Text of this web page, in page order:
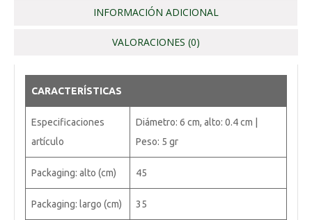
INFORMACIÓN ADICIONAL
VALORACIONES (0)
CARACTERÍSTICAS
Especificaciones
artículo
Diámetro: 6 cm, alto: 0.4 cm |
Peso: 5 gr
Packaging: alto (cm) 45
Packaging: largo (cm) 35